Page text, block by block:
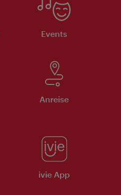
Events
Anreise
ivie App